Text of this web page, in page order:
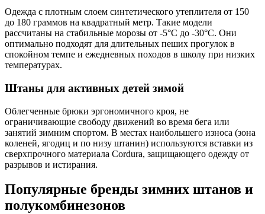
Одежда с плотным слоем синтетического утеплителя от 150
до 180 граммов на квадратный метр. Такие модели
рассчитаны на стабильные морозы от -5°C до -30°C. Они
оптимально подходят для длительных пеших прогулок в
спокойном темпе и ежедневных походов в школу при низких
температурах.
Штаны для активных детей зимой
Облегченные брюки эргономичного кроя, не
ограничивающие свободу движений во время бега или
занятий зимним спортом. В местах наибольшего износа (зона
коленей, ягодиц и по низу штанин) используются вставки из
сверхпрочного материала Cordura, защищающего одежду от
разрывов и истирания.
Популярные бренды зимних штанов и
полукомбинезонов